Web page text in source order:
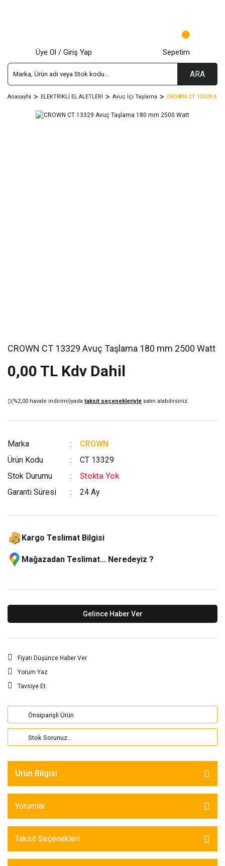
ARA
Üye Ol / Giriş Yap Sepetim
Anasayfa ELEKTRİKLİ EL ALETLERİ Avuç İçi Taşlama CROWN CT 13329
CROWN CT 13329 Avuç Taşlama 180 mm 2500 Watt
0,00 TL Kdv Dahil
(%2,00 havale indirimi)yada taksit seçenekleriyle satın alabilirsiniz
Marka
CROWN
Ürün Kodu
CT 13329
Stok Durumu
Stokta Yok
Garanti Süresi
24 Ay
Kargo Teslimat Bilgisi
Mağazadan Teslimat... Neredeyiz ?
Gelince Haber Ver
Fiyatı Düşünce Haber Ver
Yorum Yaz
Tavsiye Et
Önsiparişli Ürün
Stok Sorunuz...
Ürün Bilgisi
Yorumlar
Taksit Seçenekleri